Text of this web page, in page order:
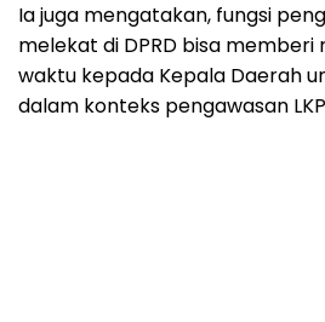
Ia juga mengatakan, fungsi
melekat di DPRD bisa memberi
waktu kepada Kepala Daerah
dalam konteks pengawasan